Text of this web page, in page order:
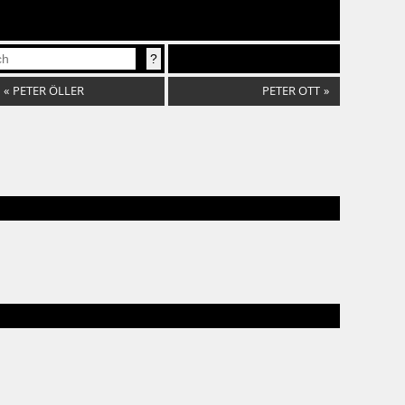
« PETER ÖLLER PETER OTT »